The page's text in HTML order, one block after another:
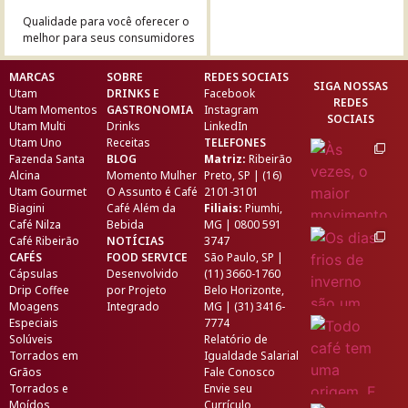
Qualidade para você oferecer o
melhor para seus consumidores
MARCAS
Utam
Utam Momentos
Utam Multi
Utam Uno
Fazenda Santa
Alcina
Utam Gourmet
Biagini
Café Nilza
Café Ribeirão
CAFÉS
Cápsulas
Drip Coffee
Moagens
Especiais
Solúveis
Torrados em
Grãos
Torrados e
Moídos
SOBRE
DRINKS E
GASTRONOMIA
Drinks
Receitas
BLOG
Momento Mulher
O Assunto é Café
Café Além da
Bebida
NOTÍCIAS
FOOD SERVICE
Desenvolvido
porProjeto
Integrado
REDES SOCIAIS
Facebook
Instagram
LinkedIn
TELEFONES
Matriz: Ribeirão
Preto, SP | (16)
2101-3101
Filiais: Piumhi,
MG | 0800 591
3747
São Paulo, SP |
(11) 3660-1760
Belo Horizonte,
MG | (31) 3416-
7774
Relatório de
Igualdade Salarial
Fale Conosco
Envie seu
Currículo
SIGA NOSSAS
REDES
SOCIAIS